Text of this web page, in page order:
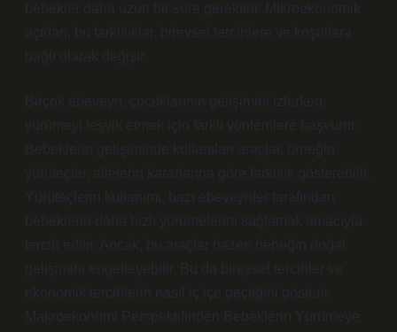
bebekler daha uzun bir süre gerektirir. Mikroekonomik
açıdan, bu farklılıklar, bireysel tercihlere ve koşullara
bağlı olarak değişir.
Birçok ebeveyn, çocuklarının gelişimini izlerken,
yürümeyi teşvik etmek için farklı yöntemlere başvurur.
Bebeklerin gelişiminde kullanılan araçlar, örneğin
yürüteçler, ailelerin kararlarına göre farklılık gösterebilir.
Yürüteçlerin kullanımı, bazı ebeveynler tarafından
bebeklerin daha hızlı yürümelerini sağlamak amacıyla
tercih edilir. Ancak, bu araçlar bazen bebeğin doğal
gelişimini engelleyebilir. Bu da bireysel tercihler ve
ekonomik tercihlerin nasıl iç içe geçtiğini gösterir.
Makroekonomi Perspektifinden Bebeklerin Yürümeye